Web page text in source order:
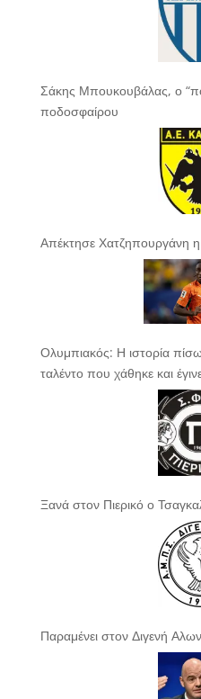
Σάκης Μπουκουβάλας, ο
ποδοσφαίρου
Απέκτησε Χατζηπουργάνη
Ολυμπιακός: Η ιστορία
ταλέντο που χάθηκε και
Ξανά στον Πιερικό ο
Παραμένει στον Διγενή